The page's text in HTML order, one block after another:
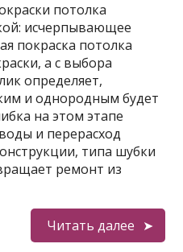
потолка
исчерпывающее
покраска потолка
а с выбора
определяет,
и однородным будет
на этом этапе
и перерасход
типа шубки
ремонт из
Читать далее